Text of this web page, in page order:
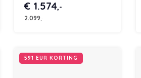
€ 1.574,-
2.099,-
591 EUR KORTING